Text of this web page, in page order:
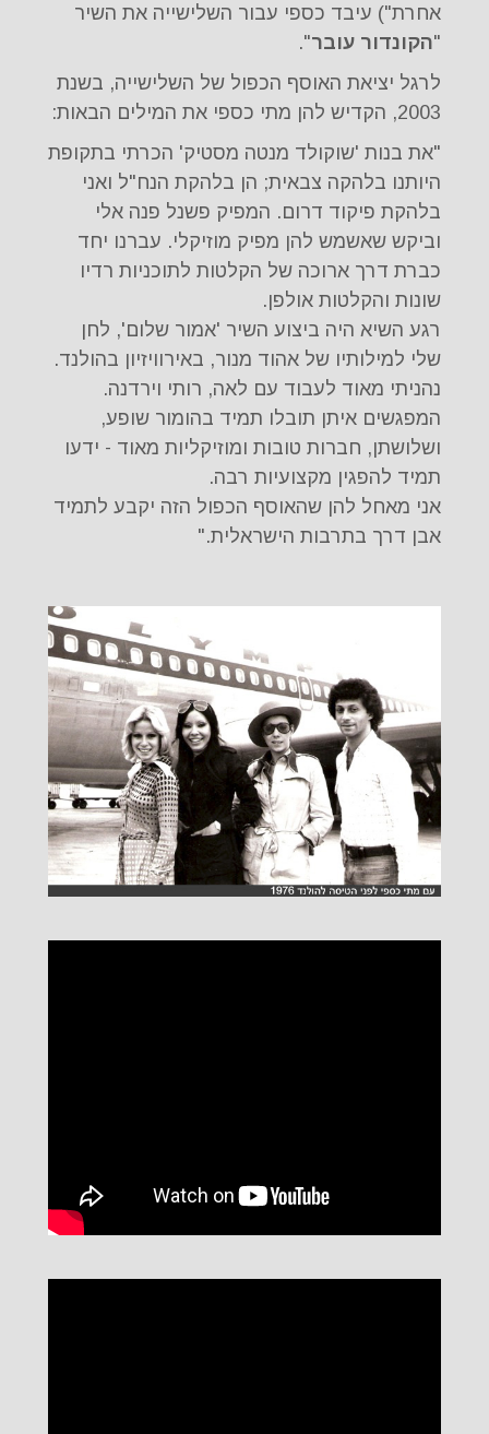
אחרת") עיבד כספי עבור השלישייה את השיר
"הקונדור עובר".
לרגל יציאת האוסף הכפול של השלישייה, בשנת
2003, הקדיש להן מתי כספי את המילים הבאות:
"את בנות 'שוקולד מנטה מסטיק' הכרתי בתקופת
היותנו בלהקה צבאית; הן בלהקת הנח"ל ואני
בלהקת פיקוד דרום. המפיק פשנל פנה אלי
וביקש שאשמש להן מפיק מוזיקלי. עברנו יחד
כברת דרך ארוכה של הקלטות לתוכניות רדיו
שונות והקלטות אולפן.
רגע השיא היה ביצוע השיר 'אמור שלום', לחן
שלי למילותיו של אהוד מנור, באירוויזיון בהולנד.
נהניתי מאוד לעבוד עם לאה, רותי וירדנה.
המפגשים איתן תובלו תמיד בהומור שופע,
ושלושתן, חברות טובות ומוזיקליות מאוד - ידעו
תמיד להפגין מקצועיות רבה.
אני מאחל להן שהאוסף הכפול הזה יקבע לתמיד
אבן דרך בתרבות הישראלית."